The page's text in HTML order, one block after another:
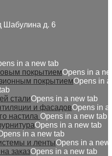
Шабулина д. 6
in a new tab
покрытиемOpens in a
покрытиемOpens in
сталиOpens in a new tab
и фасадовOpens in a
настила Opens in a new tab
Opens in a new tab
in a new tab
и лентыOpens in a new
заказOpens in a new tab